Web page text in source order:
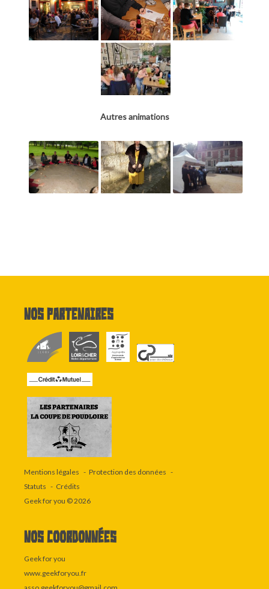
Autres animations
Nos partenaires
Mentions légales
Protection des données
Statuts
Crédits
Geek for you © 2026
Nos coordonnées
Geek for you
www.geekforyou.fr